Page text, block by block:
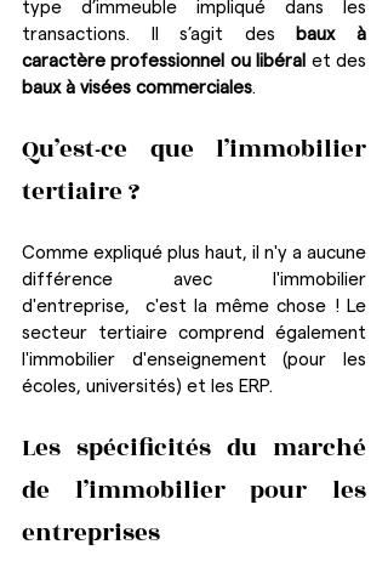
type d’immeuble impliqué dans les
transactions. Il s’agit des
baux à
caractère professionnel ou libéral
baux à visées commerciales.
Qu’est-ce que l’immobilier
tertiaire ?
Comme expliqué plus haut, il n'y a aucune
différence avec l'immobilier
d'entreprise,  c'est la même chose ! Le
secteur tertiaire comprend également
l'immobilier d'enseignement (pour les
écoles, universités) et les ERP.
Les spécificités du marché
de l’immobilier pour les
entreprises